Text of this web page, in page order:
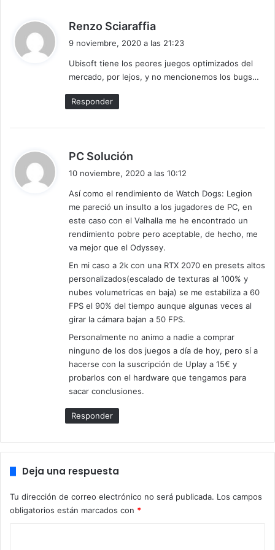
resolución nativa o con reescalado.
Que funcione tan mal es una gráfica NVIDIA RTX 3090 no
es para nada normal y mucho menos lógico. Funcionar
mejor en consola que con la gráfica más potente (al menos
de momento) del mercado, no parece normal. ¿Está mal
en PC en favor de consola?
Renzo Sciaraffia
e
:
9 noviembre, 2020 a las 21:23
Ubisoft tiene los peores juegos optimizados del
mercado, por lejos, y no mencionemos los bugs…
Responder
PC Solución
e
:
10 noviembre, 2020 a las 10:12
Así como el rendimiento de Watch Dogs: Legion
me pareció un insulto a los jugadores de PC, en
este caso con el Valhalla me he encontrado un
rendimiento pobre pero aceptable, de hecho, me
va mejor que el Odyssey.
En mi caso a 2k con una RTX 2070 en presets altos
personalizados(escalado de texturas al 100% y
nubes volumetricas en baja) se me estabiliza a 60
FPS el 90% del tiempo aunque algunas veces al
girar la cámara bajan a 50 FPS.
Personalmente no animo a nadie a comprar
ninguno de los dos juegos a día de hoy, pero sí a
hacerse con la suscripción de Uplay a 15€ y
probarlos con el hardware que tengamos para
sacar conclusiones.
Responder
Deja una respuesta
Tu dirección de correo electrónico no será publicada. Los campos
obligatorios están marcados con *